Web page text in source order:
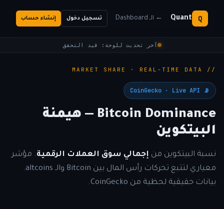
Q
Quant ← الـ Dashboard تسجيل دخول إنشاء حساب
آخر تحديث للوحة: قيد التحقق
// MARKET SHARE · REAL-TIME DATA
📡 CoinGecko · Live API
Bitcoin Dominance — هيمنة
البيتكوين
نسبة البيتكوين من إجمالي سوق العملات الرقمية. مؤشر
معياري لتتبع تحركات رأس المال بين Bitcoin والـ altcoins.
بيانات حقيقية لحظية من CoinGecko.